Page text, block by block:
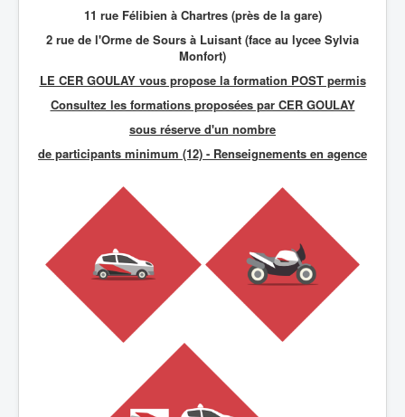
11 rue Félibien à Chartres (près de la gare)
2 rue de l'Orme de Sours à Luisant (face au lycee Sylvia
Monfort)
LE CER GOULAY vous propose la formation POST permis
Consultez les formations proposées par CER GOULAY
sous réserve d'un nombre
de participants minimum (12) - Renseignements en agence